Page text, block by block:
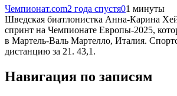
Чемпионат.com2 года спустя01 минуты
Шведская биатлонистка Анна-Карина
спринт на Чемпионате Европы-2025,
в Мартель-Валь Мартелло, Италия.
дистанцию за 21. 43,1.
Навигация по записям